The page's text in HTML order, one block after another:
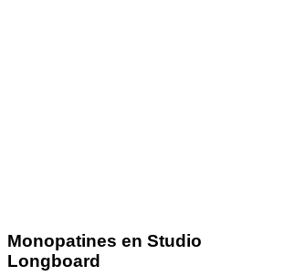
Monopatines en Studio
Longboard